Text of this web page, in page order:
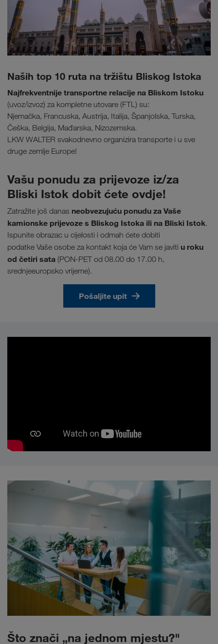
Naših top 10 ruta na tržištu Bliskog Istoka
Najfrekventnije transportne relacije na Bliskom Istoku
(uvoz/izvoz) za kompletne utovare (FTL) su:
Njemačka, Francuska, Austrija, Italija, Španjolska, Turska,
Češka, Belgija, Mađarska, Nizozemska.
LKW WALTER svakodnevno organizira transporte i u sve
druge zemlje Europe!
Vašu ponudu za prijevoze iz/za
Bliski Istok dobit ćete ovdje!
Zatražite još danas neobvezujuću ponudu za Vaše
kamionske prijevoze s Bliskog Istoka ili na Bliski Istok.
Ispunite obrazac u cijelosti i odmah ćete dobiti
podatke Vaše osobe za kontakt koja će Vam se javiti u roku
od četiri sata (PON-PET od 08.00 do 17.00 h,
srednjeeuropsko vrijeme).
Pošaljite upit
Što znači „na jednom mjestu?"